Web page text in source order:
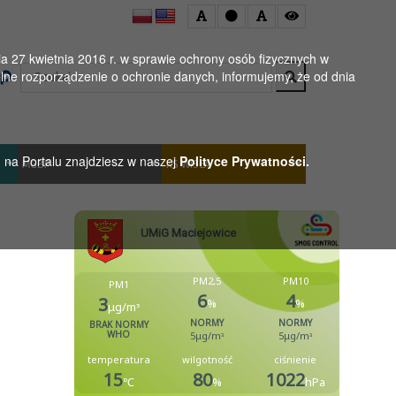
27 kwietnia 2016 r. w sprawie ochrony osób fizycznych w
rozporządzenie o ochronie danych, informujemy, że od dnia
Portalu znajdziesz w naszejPolityce Prywatności.
Wyszukaj
MGBP KS WISŁA